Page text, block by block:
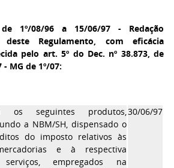
1º/08/96 a 15/06/97 - Redação
deste Regulamento, com eficácia
pelo art. 5º do Dec. nº 38.873, de
MG de 1º/07:
os seguintes produtos,
a NBM/SH, dispensado o
do imposto relativos às
e à respectiva
empregados na
30/06/97